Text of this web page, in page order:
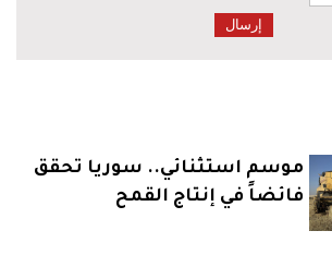
موسم استثنائي.. سوريا تحقق
فائضاً في إنتاج القمح